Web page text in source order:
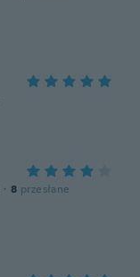
· 8 przesłane